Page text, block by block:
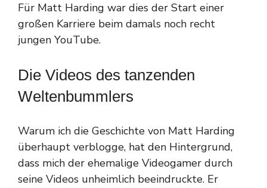
Für Matt Harding war dies der Start einer
großen Karriere beim damals noch recht
jungen YouTube.
Die Videos des tanzenden
Weltenbummlers
Warum ich die Geschichte von Matt Harding
überhaupt verblogge, hat den Hintergrund,
dass mich der ehemalige Videogamer durch
seine Videos unheimlich beeindruckte. Er